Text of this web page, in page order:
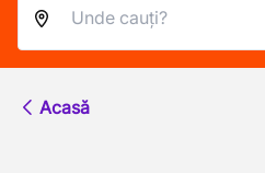
Acasă